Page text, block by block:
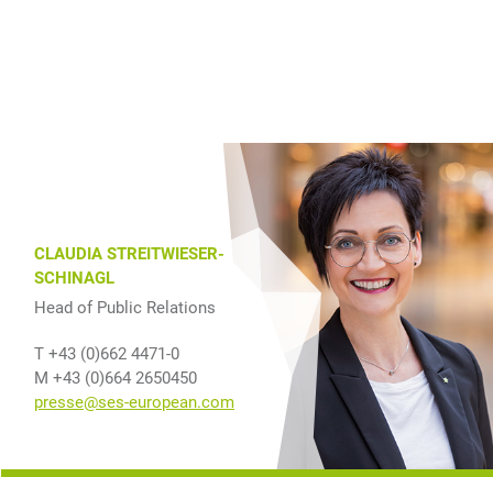
CLAUDIA STREITWIESER-
SCHINAGL
Head of Public Relations
T +43 (0)662 4471-0
M +43 (0)664 2650450
presse@ses-european.com